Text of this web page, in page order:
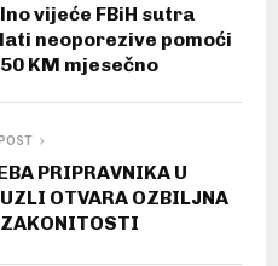
vijeće FBiH sutra
neoporezive pomoći
KM mjesečno
PRIPRAVNIKA U
OTVARA OZBILJNA